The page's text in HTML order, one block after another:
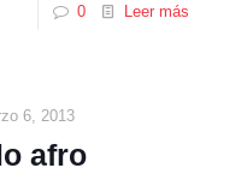
0 Leer más
6, 2013
afro